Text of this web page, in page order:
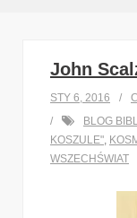
John
STY 6, 2016
BLOG
KOSZULE",
WSZECHŚWIAT